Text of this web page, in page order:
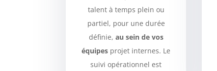
talent à temps plein ou
partiel, pour une durée
définie, au sein de vos
équipes projet internes. Le
suivi opérationnel est